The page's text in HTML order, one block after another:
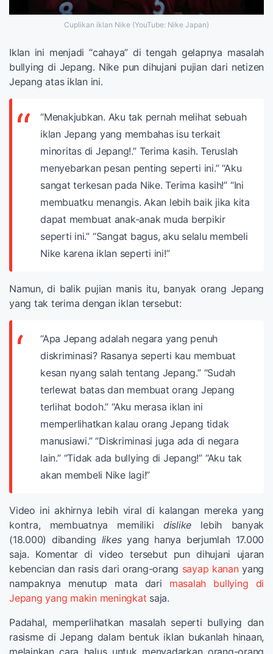
Cuplikan iklan Nike (YouTube: Nike Japan)
Iklan ini menjadi “cahaya” di tengah gelapnya masalah
bullying di Jepang. Nike pun dihujani pujian dari netizen
Jepang atas iklan ini.
“Menakjubkan. Aku tak pernah melihat sebuah
iklan Jepang yang membahas isu terkait
minoritas di Jepang!.” Terima kasih. Teruslah
menyebarkan pesan penting seperti ini.” “Aku
sangat terkesan pada Nike. Terima kasih!” “Ini
membuatku menangis. Akan lebih baik jika kita
dapat membuat anak-anak muda berpikir
seperti ini.” “Sangat bagus, aku selalu membeli
Nike karena iklan seperti ini!”
Namun, di balik pujian manis itu, banyak orang Jepang
yang tak terima dengan iklan tersebut:
“Apa Jepang adalah negara yang penuh
diskriminasi? Rasanya seperti kau membuat
kesan nyang salah tentang Jepang.” “Sudah
terlewat batas dan membuat orang Jepang
terlihat bodoh.” “Aku merasa iklan ini
memperlihatkan kalau orang Jepang tidak
manusiawi.” “Diskriminasi juga ada di negara
lain.” “Tidak ada bullying di Jepang!” “Aku tak
akan membeli Nike lagi!”
Video ini akhirnya lebih viral di kalangan mereka yang
kontra, membuatnya memiliki dislike lebih banyak
(18.000) dibanding likesyang hanya berjumlah 17.000
saja. Komentar di video tersebut pun dihujani ujaran
kebencian dan rasis dari orang-orang sayap kananyang
nampaknya menutup mata dari masalah bullying di
Jepang yang makin meningkat saja.
Padahal, memperlihatkan masalah seperti bullying dan
rasisme di Jepang dalam bentuk iklan bukanlah hinaan,